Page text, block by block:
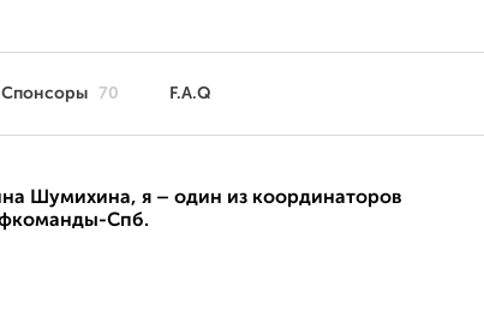
Спонсоры 70 F.A.Q
Шумихина, я – один из координаторов
Спб.